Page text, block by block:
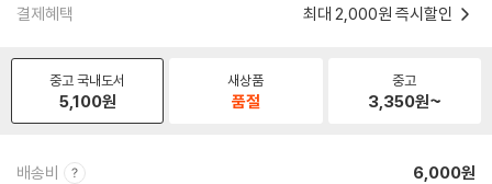
결제혜택 최대 2,000원 즉시할인
중고 국내도서
5,100원
새상품
품절
중고
3,350원~
배송비 6,000원